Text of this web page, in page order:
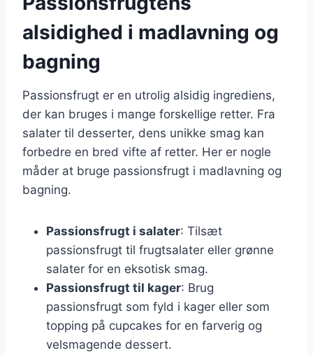
alsidighed i madlavning og
bagning
Passionsfrugt er en utrolig alsidig ingrediens,
der kan bruges i mange forskellige retter. Fra
salater til desserter, dens unikke smag kan
forbedre en bred vifte af retter. Her er nogle
måder at bruge passionsfrugt i madlavning og
bagning.
Passionsfrugt i salater: Tilsæt
passionsfrugt til frugtsalater eller grønne
salater for en eksotisk smag.
Passionsfrugt til kager: Brug
passionsfrugt som fyld i kager eller som
topping på cupcakes for en farverig og
velsmagende dessert.